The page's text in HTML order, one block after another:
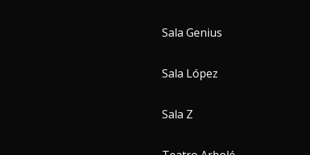
Sala Genius
Sala López
Sala Z